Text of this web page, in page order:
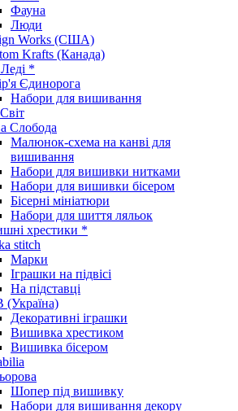
Фауна
Люди
Works (США)
Krafts (Канада)
*
Єдинорога
Набори для вишивання
Слобода
Малюнок-схема на канві для
вишивання
Набори для вишивки нитками
Набори для вишивки бісером
Бісерні мініатюри
Набори для шиття ляльок
хрестики *
stitch
Марки
Іграшки на підвісі
На підставці
Декоративні іграшки
Вишивка хрестиком
Вишивка бісером
Шопер під вишивку
Набори для вишивання декору